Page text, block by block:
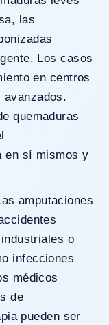
las
Los casos
en centros
avanzados.
quemaduras
en sí mismos y
amputaciones
o
infecciones
médicos
de
pueden ser